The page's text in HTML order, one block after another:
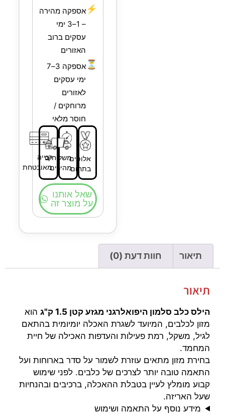
⚡אספקה מהירה
– 1–3 ימי
עסקים ברוב
האזורים
⏳
אספקה 3–7
ימי עסקים
לאזורים
מרוחקים /
חוסר מלאי
אלופים
בתחום
משלוחים
מהירים
קנייה
מאובטחת
שאל אותנו
על מוצר זה
תיאור חוות דעת (0)
תיאור
הילס כלב סלמון היפואלרגני מגזע קטן 1.5 ק"ג
הוא
מזון לכלבים, המיועד לשגרת האכלה יומיומית בהתאם
לגיל, משקל, רמת פעילות והעדפות האכילה של חיית
המחמד.
בחירת מזון מתאים עוזרת לשמור על סדר בארוחות ועל
התאמה טובה יותר לצרכים של כלבים. לפני שימוש
קבוע מומלץ לעיין בטבלת ההאכלה, ברכיבים ובהנחיות
שעל האריזה.
מידע נוסף על התאמה ושימוש